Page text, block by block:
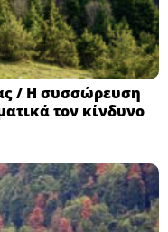
/ Η συσσώρευση
τον κίνδυνο